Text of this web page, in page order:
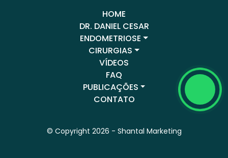
HOME
DR. DANIEL CESAR
ENDOMETRIOSE
CIRURGIAS
VÍDEOS
FAQ
PUBLICAÇÕES
CONTATO
© Copyright 2026 - Shantal Marketing